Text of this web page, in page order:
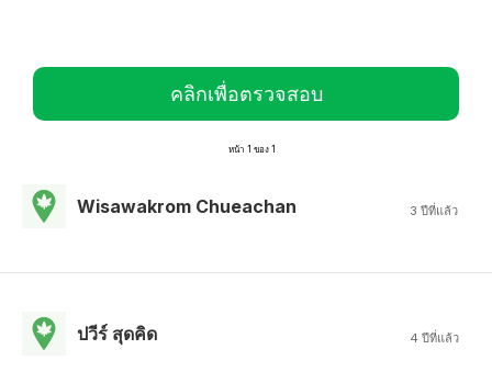
คลิกเพื่อตรวจสอบ
หน้า 1 ของ 1
Wisawakrom Chueachan 3 ปีที่แล้ว
ปวีร์ สุดคิด 4 ปีที่แล้ว